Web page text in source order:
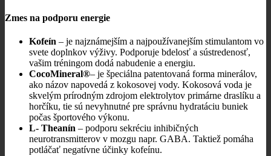
Zmes na podporu energie
Kofeín – je najznámejším a najpoužívanejším stimulantom vo
svete doplnkov výživy. Podporuje bdelosť a sústredenosť,
vašim tréningom dodá nabudenie a energiu.
CocoMineral®– je špeciálna patentovaná forma minerálov,
ako názov napovedá z kokosovej vody. Kokosová voda je
skvelým prírodným zdrojom elektrolytov primárne draslíku a
horčíku, tie sú nevyhnutné pre správnu hydratáciu buniek
počas športového výkonu.
L- Theanín – podporu sekréciu inhibičných
neurotransmitterov v mozgu napr. GABA. Taktiež pomáha
potláčať negatívne účinky kofeínu.